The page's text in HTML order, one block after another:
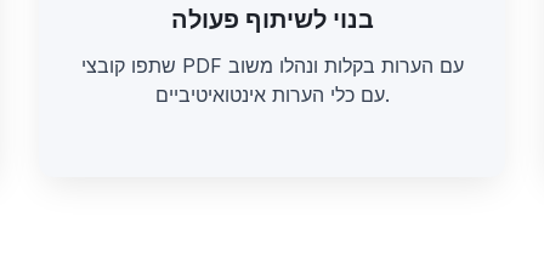
בנוי לשיתוף פעולה
שתפו קובצי PDF עם הערות בקלות ונהלו משוב
עם כלי הערות אינטואיטיביים.